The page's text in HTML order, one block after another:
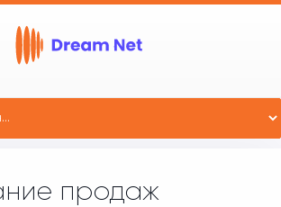
продаж